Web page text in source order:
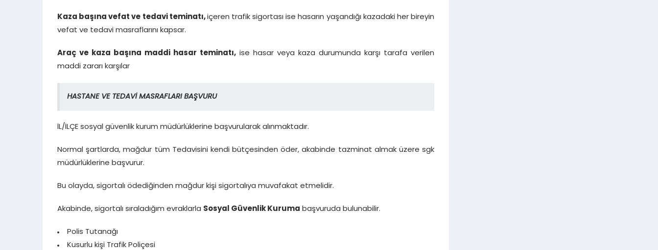
Kaza başına vefat ve tedavi teminatı, içeren trafik sigortası ise hasarın yaşandığı kazadaki her bireyin
vefat ve tedavi masraflarını kapsar.
Araç ve kaza başına maddi hasar teminatı, ise hasar veya kaza durumunda karşı tarafa verilen
maddi zararı karşılar
HASTANE VE TEDAVİ MASRAFLARI BAŞVURU
İL/İLÇE sosyal güvenlik kurum müdürlüklerine başvurularak alınmaktadır.
Normal şartlarda, mağdur tüm Tedavisini kendi bütçesinden öder, akabinde tazminat almak üzere sgk
müdürlüklerine başvurur.
Bu olayda, sigortalı ödediğinden mağdur kişi sigortalıya muvafakat etmelidir.
Akabinde, sigortalı sıraladığım evraklarla Sosyal Güvenlik Kuruma başvuruda bulunabilir.
Polis Tutanağı
Kusurlu kişi Trafik Poliçesi